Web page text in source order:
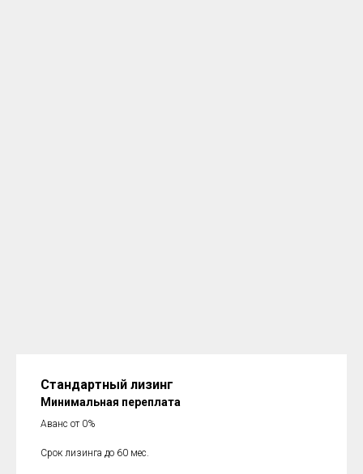
Стандартный лизинг
Минимальная переплата
Аванс от 0%
Срок лизинга до 60 мес.